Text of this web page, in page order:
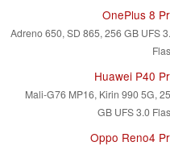
OnePlus 8
Adreno 650, SD 865, 256 GB UFS
Huawei P40
Mali-G76 MP16, Kirin 990 5G,
GB UFS 3.0
Oppo Reno4